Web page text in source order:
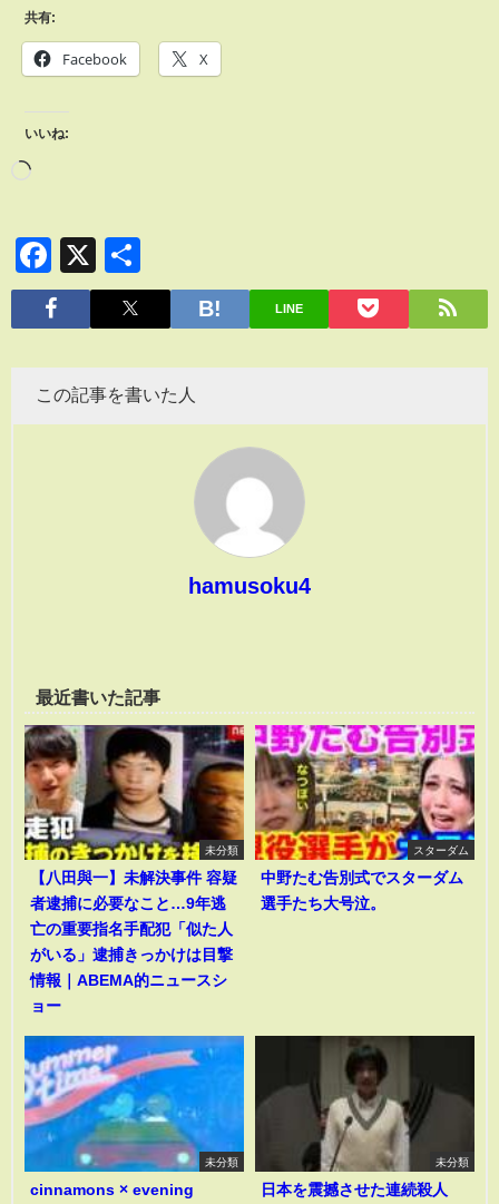
共有:
Facebook X
いいね:
Facebook
X
有
LINE
この記事を書いた人
hamusoku4
最近書いた記事
未分類
【八田與一】未解決事件 容疑
者逮捕に必要なこと…9年逃
亡の重要指名手配犯「似た人
がいる」逮捕きっかけは目撃
情報｜ABEMA的ニュースシ
ョー
スターダム
中野たむ告別式でスターダム
選手たち大号泣。
未分類
cinnamons × evening
未分類
日本を震撼させた連続殺人